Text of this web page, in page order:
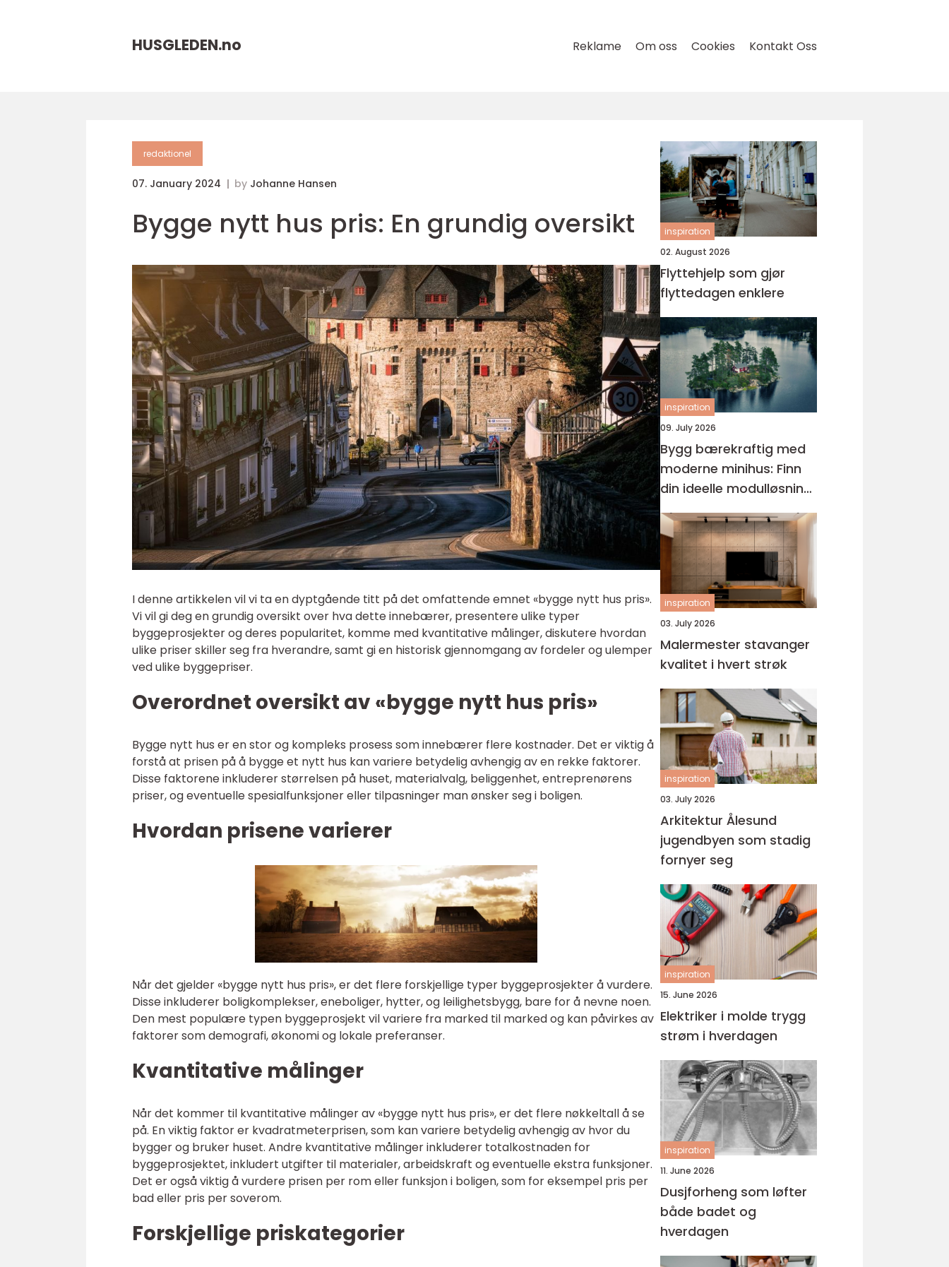
HUSGLEDEN.no Reklame Om oss Cookies Kontakt Oss
redaktionel
07. January 2024 by Johanne Hansen
Bygge nytt hus pris: En grundig oversikt
I denne artikkelen vil vi ta en dyptgående titt på det omfattende emnet «bygge nytt hus pris».
Vi vil gi deg en grundig oversikt over hva dette innebærer, presentere ulike typer
byggeprosjekter og deres popularitet, komme med kvantitative målinger, diskutere hvordan
ulike priser skiller seg fra hverandre, samt gi en historisk gjennomgang av fordeler og ulemper
ved ulike byggepriser.
Overordnet oversikt av «bygge nytt hus pris»
Bygge nytt hus er en stor og kompleks prosess som innebærer flere kostnader. Det er viktig å
forstå at prisen på å bygge et nytt hus kan variere betydelig avhengig av en rekke faktorer.
Disse faktorene inkluderer størrelsen på huset, materialvalg, beliggenhet, entreprenørens
priser, og eventuelle spesialfunksjoner eller tilpasninger man ønsker seg i boligen.
Hvordan prisene varierer
Når det gjelder «bygge nytt hus pris», er det flere forskjellige typer byggeprosjekter å vurdere.
Disse inkluderer boligkomplekser, eneboliger, hytter, og leilighetsbygg, bare for å nevne noen.
Den mest populære typen byggeprosjekt vil variere fra marked til marked og kan påvirkes av
faktorer som demografi, økonomi og lokale preferanser.
Kvantitative målinger
Når det kommer til kvantitative målinger av «bygge nytt hus pris», er det flere nøkkeltall å se
på. En viktig faktor er kvadratmeterprisen, som kan variere betydelig avhengig av hvor du
bygger og bruker huset. Andre kvantitative målinger inkluderer totalkostnaden for
byggeprosjektet, inkludert utgifter til materialer, arbeidskraft og eventuelle ekstra funksjoner.
Det er også viktig å vurdere prisen per rom eller funksjon i boligen, som for eksempel pris per
bad eller pris per soverom.
Forskjellige priskategorier
inspiration
02. August 2026
Flyttehjelp som gjør
flyttedagen enklere
inspiration
09. July 2026
Bygg bærekraftig med
moderne minihus: Finn
din ideelle modulløsning
og minihus på egen
tomt
inspiration
03. July 2026
Malermester stavanger
kvalitet i hvert strøk
inspiration
03. July 2026
Arkitektur Ålesund
jugendbyen som stadig
fornyer seg
inspiration
15. June 2026
Elektriker i molde trygg
strøm i hverdagen
inspiration
11. June 2026
Dusjforheng som løfter
både badet og
hverdagen